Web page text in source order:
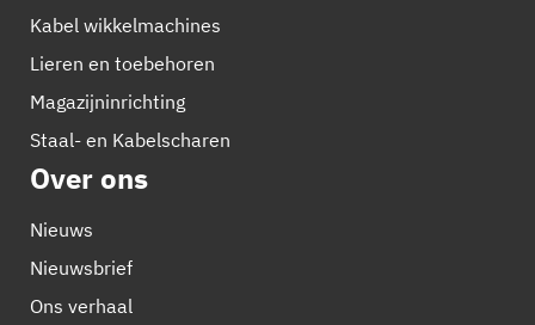
Kabel wikkelmachines
Lieren en toebehoren
Magazijninrichting
Staal- en Kabelscharen
Over ons
Nieuws
Nieuwsbrief
Ons verhaal